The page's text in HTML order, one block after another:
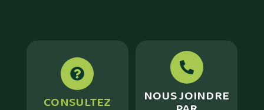

CONSULTEZ

NOUS JOINDRE